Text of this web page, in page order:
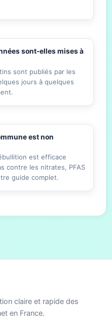
sont-elles mises à
sont publiés par les
jours à quelques
est non
est efficace
contre les nitrates, PFAS
guide complet.
claire et rapide des
en France.